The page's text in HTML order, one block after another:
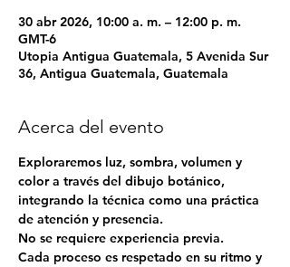
30 abr 2026, 10:00 a. m. – 12:00 p. m.
GMT-6
Utopia Antigua Guatemala, 5 Avenida Sur
36, Antigua Guatemala, Guatemala
Acerca del evento
Exploraremos luz, sombra, volumen y
color a través del dibujo botánico,
integrando la técnica como una práctica
de atención y presencia.
No se requiere experiencia previa.
Cada proceso es respetado en su ritmo y